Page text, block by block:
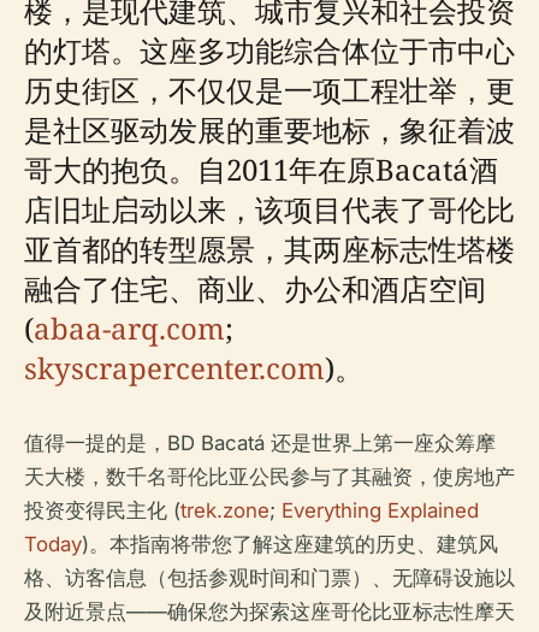
楼，是现代建筑、城市复兴和社会投资
的灯塔。这座多功能综合体位于市中心
历史街区，不仅仅是一项工程壮举，更
是社区驱动发展的重要地标，象征着波
哥大的抱负。自2011年在原Bacatá酒
店旧址启动以来，该项目代表了哥伦比
亚首都的转型愿景，其两座标志性塔楼
融合了住宅、商业、办公和酒店空间
(abaa-arq.com;
skyscrapercenter.com)。
值得一提的是，BD Bacatá 还是世界上第一座众筹摩
天大楼，数千名哥伦比亚公民参与了其融资，使房地产
投资变得民主化 (trek.zone; Everything Explained
Today)。本指南将带您了解这座建筑的历史、建筑风
格、访客信息（包括参观时间和门票）、无障碍设施以
及附近景点——确保您为探索这座哥伦比亚标志性摩天